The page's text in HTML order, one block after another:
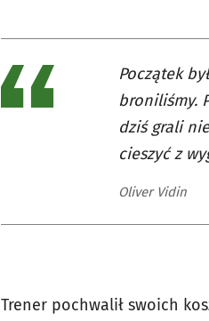
Początek
broniliśmy.
dziś grali
cieszyć z
Oliver Vidin
Trener pochwalił swoich